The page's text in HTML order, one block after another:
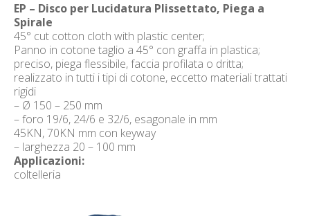
EP – Disco per Lucidatura Plissettato, Piega a
Spirale
45° cut cotton cloth with plastic center;
Panno in cotone taglio a 45° con graffa in plastica;
preciso, piega flessibile, faccia profilata o dritta;
realizzato in tutti i tipi di cotone, eccetto materiali trattati
rigidi
– Ø 150 – 250 mm
– foro 19/6, 24/6 e 32/6, esagonale in mm
45KN, 70KN mm con keyway
– larghezza 20 – 100 mm
Applicazioni:
coltelleria